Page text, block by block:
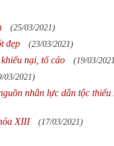
(25/03/2021)
đẹp (23/03/2021)
nại, tố cáo (19/03/
03/2021)
nhân lực dân tộc thiểu
XIII (17/03/2021)